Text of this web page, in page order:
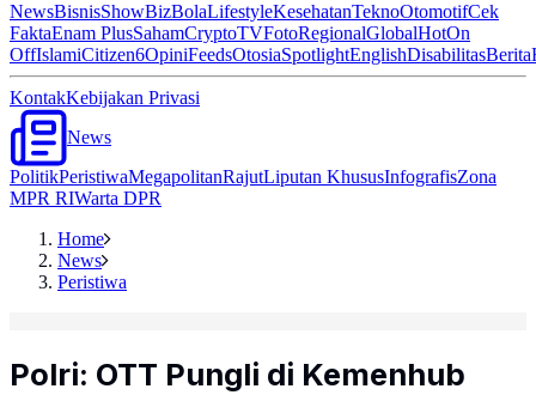
NewsBisnisShowBizBolaLifestyleKesehatanTeknoOtomotifCek
FaktaEnam PlusSahamCryptoTVFotoRegionalGlobalHotOn
OffIslamiCitizen6OpiniFeedsOtosiaSpotlightEnglishDisabilitasBerita
KontakKebijakan Privasi
News
PolitikPeristiwaMegapolitanRajutLiputan KhususInfografisZona
MPR RIWarta DPR
Home
News
Peristiwa
Polri: OTT Pungli di Kemenhub